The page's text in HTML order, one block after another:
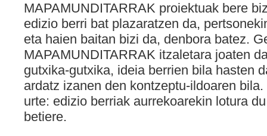
MAPAMUNDITARRAK proiektuak bere
edizio berri bat plazaratzen da,
eta haien baitan bizi da, denbora batez.
MAPAMUNDITARRAK itzaletara joaten
gutxika-gutxika, ideia berrien bila hasten
ardatz izanen den kontzeptu-ildoaren
urte: edizio berriak aurrekoarekin lotura
betiere.